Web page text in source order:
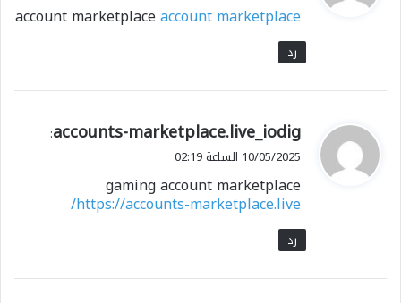
ل
account marketplaceaccount marketplace
رد
ي
ق
ل
accounts-marketplace.live_iodig
:
10/05/2025 الساعة 02:19
gaming account marketplace
https://accounts-marketplace.live/
رد